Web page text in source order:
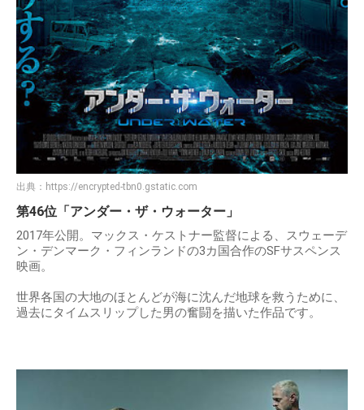
出典： https://encrypted-tbn0.gstatic.com
第46位「アンダー・ザ・ウォーター」
2017年公開。マックス・ケストナー監督による、スウェーデ
ン・デンマーク・フィンランドの3カ国合作のSFサスペンス
映画。
世界各国の大地のほとんどが海に沈んだ地球を救うために、
過去にタイムスリップした男の奮闘を描いた作品です。